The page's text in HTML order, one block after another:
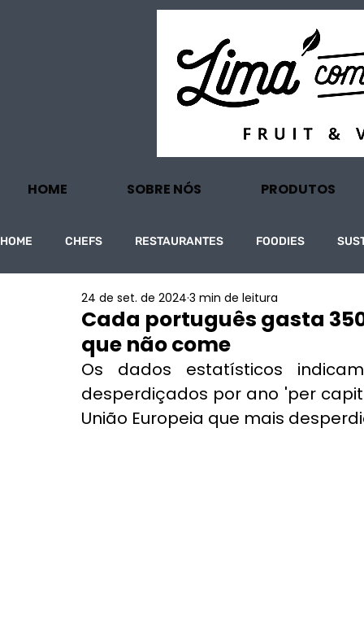
HOME SOBRE NÓS PRODUTOS
HOME CHEFS RESTAURANTES FOODIES
PROJECTOS TURISMO ECONOMIA
Cada português gasta
que não come
24 de set. de 2024 3 min de leitura
Os dados estatísticos
desperdiçados por ano 'per
União Europeia que mais